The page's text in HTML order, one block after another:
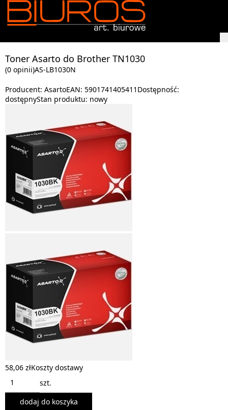
Toner Asarto do Brother TN1030
(0 opinii)AS-LB1030N
Producent: AsartoEAN: 5901741405411 Dostępność:
dostępnyStan produktu: nowy
58,06 złKoszty dostawy
szt.
dodaj do koszyka